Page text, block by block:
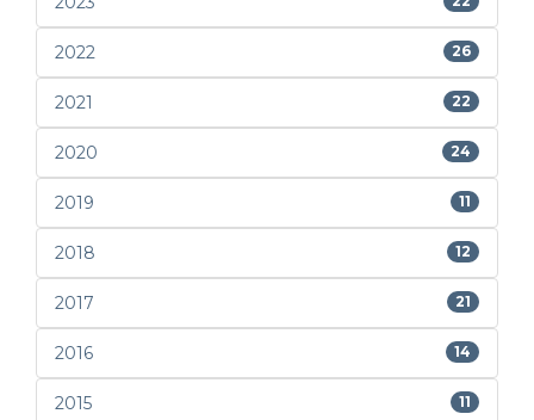
2022 26
2021 22
2020 24
2019 11
2018 12
2017 21
2016 14
2015 11